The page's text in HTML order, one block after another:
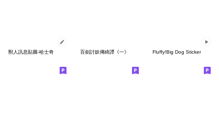
獸人訊息貼圖-哈士奇 百劍討妖傳綺譚《一》 Fluffy!Big Dog Sticker